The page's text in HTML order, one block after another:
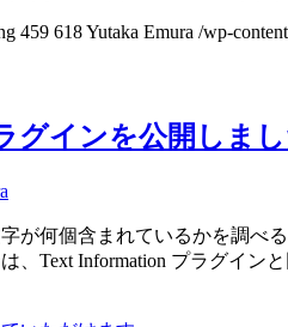
459 618Yutaka Emura /wp-
グインを公開しま
が何個含まれているかを調べ
Text Information プラグイン